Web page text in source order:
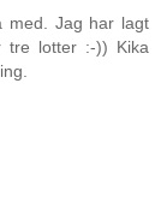
med. Jag har lagt
tre lotter :-)) Kika